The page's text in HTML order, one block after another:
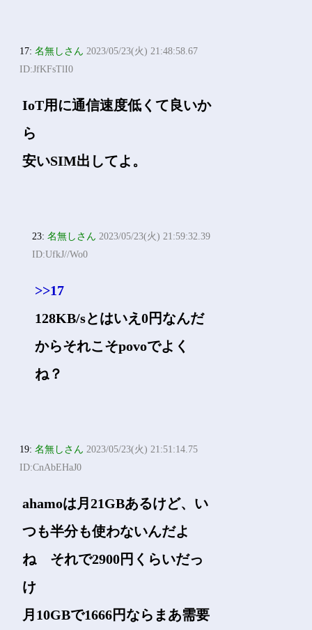
17:名無しさん 2023/05/23(火) 21:48:58.67
ID:JfKFsTlI0
IoT用に通信速度低くて良いか
ら
安いSIM出してよ。
23:名無しさん 2023/05/23(火) 21:59:32.39
ID:UfkJ//Wo0
>>17
128KB/sとはいえ0円なんだ
からそれこそpovoでよく
ね？
19:名無しさん 2023/05/23(火) 21:51:14.75
ID:CnAbEHaJ0
ahamoは月21GBあるけど、い
つも半分も使わないんだよ
ね それで2900円くらいだっ
け
月10GBで1666円ならまあ需要